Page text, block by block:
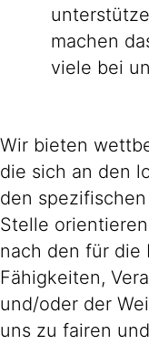
machen
viele bei
Wir bieten
die sich an den
den
Stelle
nach den für die
Fähigkeiten,
und/oder der
uns zu fairen